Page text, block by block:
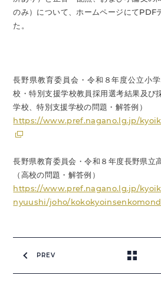
のみ）について、ホームページにてPDF
た。
長野県教育委員会・令和８年度公立小
校・特別支援学校教員採用選考結果及び
学校、特別支援学校の問題・解答例）
https://www.pref.nagano.lg.jp/
長野県教育委員会・令和８年度長野県立
（高校の問題・解答例）
https://www.pref.nagano.lg.jp/
nyuushi/joho/
PREV